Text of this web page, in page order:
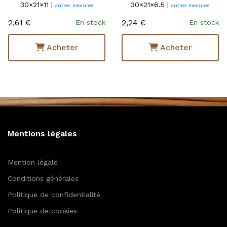
30×21×11 | autres mesures
2,61 € En stock
Acheter
30×21×6.5 | autres mesures
2,24 € En stock
Acheter
Mentions légales
Mention légale
Conditions générales
Politique de confidentialité
Politique de cookies